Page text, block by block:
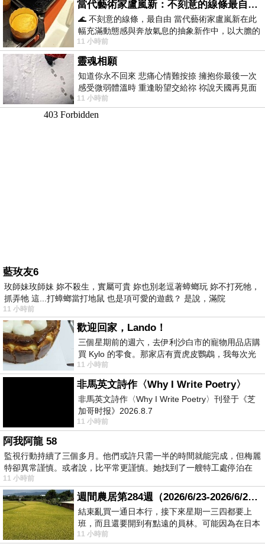
當代藝術家盧嵐新：不刻意的線條最自由，讓色彩流動、筆觸自己說話
🌊 不刻意的線條，最自由 當代藝術家盧嵐新在此
幅充滿動態感與奔放氣息的抽象新作中，以大膽的
藍色顏料在白色畫布上揮灑、壓印與流淌
11 小時前
靈魂相願
知道你永不回來 悲痛心情難按捺 擁抱你最後一次
感受微弱體溫時 重逢盼望交給祢 祢說天國再見面
此刻忍淚說別離 他日靈魂再
11 小時前
藍玫友6
玫師妹玫師妹 妳不殺生，實屬可貴 妳也別老逗著蟑螂玩 妳不打死牠，
抓弄牠 這...打蟑螂當打地鼠 也是項可愛的遊戲？ 是說，滿院
11 小時前
歡迎回家，Lando！
三個星期前的週六，去伊利沙白市的寵物用品店購
買 Kylo 的零食。那家店有賣虎皮鸚鵡，我每次光
顧都會去看一下。他們偶爾會引進 C
11 小時前
非馬英文詩作〈Why I Write Poetry〉
非馬英文詩作〈Why I Write Poetry〉刊登于《芝
加哥时报》2026.8.7
11 小時前
阿我阿龍 58
監視行動持續了三個多月。他們或許只需一半的時間就能完成，但梅麗
特卻異常謹慎。或者說，比平常更謹慎。她找到了一艘特工處停泊在
11 小時前
週間農居第284週（2026/6/23-2026/6/24) 夏至 金黃稻浪洋溢豐收喜悅
結束亂買一通日本行，接下來星期一三四都要上
班，而且還要開到有點遠的員林。可能因為在日本
花不少錢，星期一出門上班時，心裡沒有一
11 小時前